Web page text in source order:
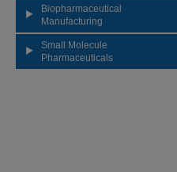
Biopharmaceutical
Manufacturing
Small Molecule
Pharmaceuticals